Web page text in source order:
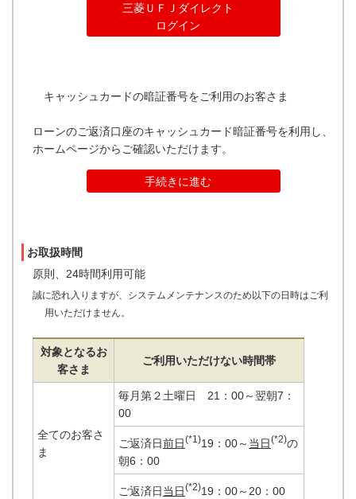
三菱ＵＦＪダイレクト
ログイン
キャッシュカードの暗証番号をご利用のお客さま
ローンのご返済口座のキャッシュカード暗証番号を利用し、
ホームページからご確認いただけます。
手続きに進む
お取扱時間
原則、24時間利用可能
誠に恐れ入りますが、システムメンテナンスのため以下の日時はご利
用いただけません。
対象となるお
客さま
ご利用いただけない時間帯
全てのお客さ
ま
毎月第２土曜日 21：00～翌朝7：
00
ご返済日前日(*1)19：00～ 当日(*2)の
朝6：00
ご返済日当日(*2)19：00～20：00